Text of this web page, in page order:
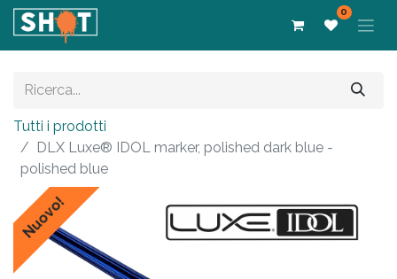
0
Tutti i prodotti
DLX Luxe® IDOL marker, polished dark blue -
polished blue
Nuovo!